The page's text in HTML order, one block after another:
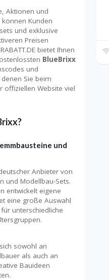
Aktionen und
Kunden
und exklusive
Preisen
bietet Ihnen
BlueBrixx
und
Sie beim
offiziellen Website viel
und
Anbieter von
und Modellbau-Sets.
entwickelt eigene
eine große Auswahl
unterschiedliche
sowohl an
als auch an
Bauideen